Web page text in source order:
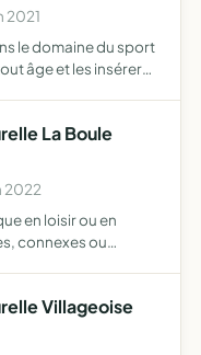
2021
le domaine du sport
âge et les insérer
La Boule
2022
en loisir ou en
connexes ou
Villageoise